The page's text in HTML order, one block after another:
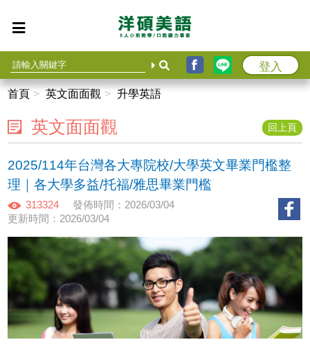
登入
首頁 英文面面觀 升學英語
英文面面觀 回上頁
2025/114年台灣各大專院校/大學英文畢業門檻整
理｜各大學多益/托福/雅思畢業門檻
313324
發佈時間：2026/03/04
更新時間：2026/03/04